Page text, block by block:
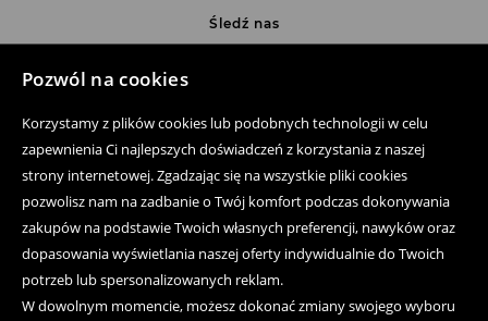
Pozwól na cookies
Korzystamy z plików cookies lub podobnych technologii w celu
zapewnienia Ci najlepszych doświadczeń z korzystania z naszej
strony internetowej. Zgadzając się na wszystkie pliki cookies
pozwolisz nam na zadbanie o Twój komfort podczas dokonywania
zakupów na podstawie Twoich własnych preferencji, nawyków oraz
dopasowania wyświetlania naszej oferty indywidualnie do Twoich
potrzeb lub spersonalizowanych reklam.
W dowolnym momencie, możesz dokonać zmiany swojego wyboru
Śledź nas
Zakup produktów on-line
Aplikacja mobilna
Regulaminy